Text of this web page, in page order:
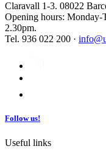
Claravall 1-3. 08022
Opening hours: Monday-
2.30pm.
Tel. 936 022 200 ·
Follow us!
Useful links